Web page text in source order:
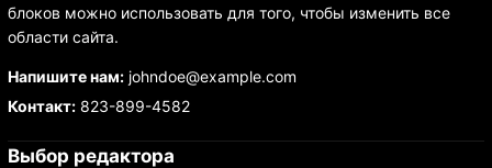
блоков можно использовать для того, чтобы изменить все
области сайта.
Напишите нам:johndoe@example.com
Контакт:823-899-4582
Выбор редактора